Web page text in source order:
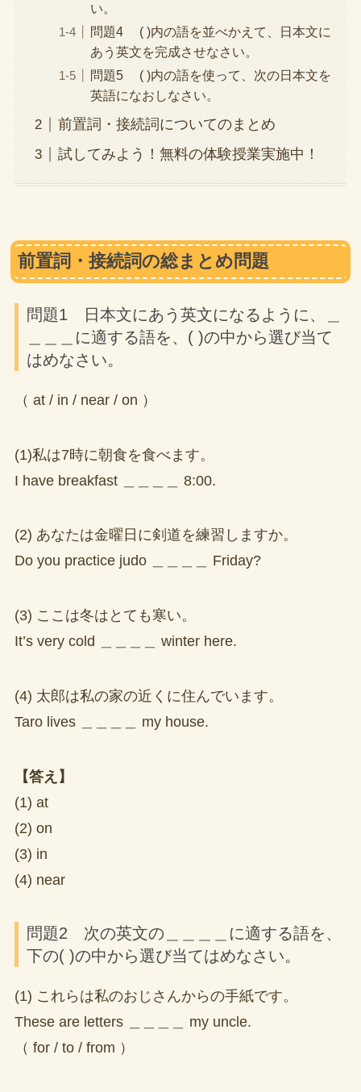
い。
問題4 ( )内の語を並べかえて、日本文に
あう英文を完成させなさい。
問題5 ( )内の語を使って、次の日本文を
英語になおしなさい。
前置詞・接続詞についてのまとめ
試してみよう！無料の体験授業実施中！
前置詞・接続詞の総まとめ問題
問題1 日本文にあう英文になるように、＿
＿＿＿に適する語を、( )の中から選び当て
はめなさい。
（ at / in / near / on ）
(1)私は7時に朝食を食べます。
I have breakfast ＿＿＿＿ 8:00.
(2) あなたは金曜日に剣道を練習しますか。
Do you practice judo ＿＿＿＿ Friday?
(3) ここは冬はとても寒い。
It’s very cold ＿＿＿＿ winter here.
(4) 太郎は私の家の近くに住んでいます。
Taro lives ＿＿＿＿ my house.
【答え】
(1) at
(2) on
(3) in
(4) near
問題2 次の英文の＿＿＿＿に適する語を、
下の( )の中から選び当てはめなさい。
(1) これらは私のおじさんからの手紙です。
These are letters ＿＿＿＿ my uncle.
（ for / to / from ）